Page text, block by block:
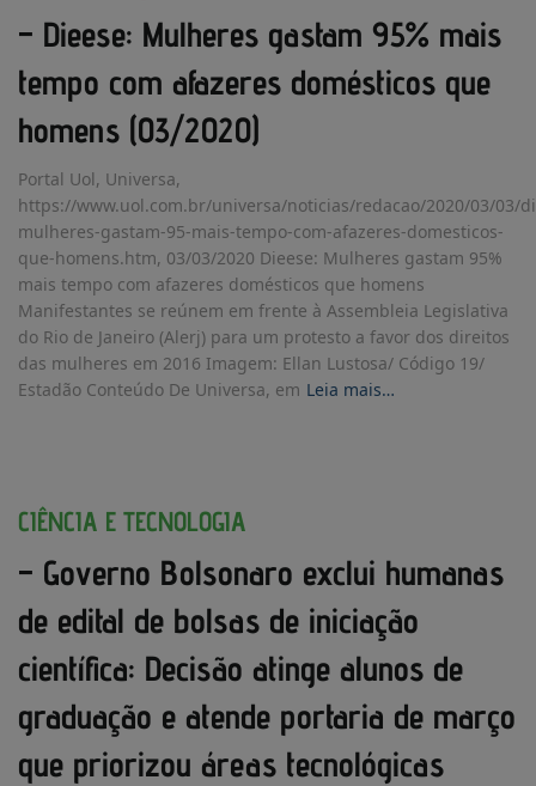
– Dieese: Mulheres gastam 95% mais
tempo com afazeres domésticos que
homens (03/2020)
Portal Uol, Universa,
https://www.uol.com.br/universa/noticias/redacao/2020/03/03/
mulheres-gastam-95-mais-tempo-com-afazeres-domesticos-
que-homens.htm, 03/03/2020 Dieese: Mulheres gastam 95%
mais tempo com afazeres domésticos que homens
Manifestantes se reúnem em frente à Assembleia Legislativa
do Rio de Janeiro (Alerj) para um protesto a favor dos direitos
das mulheres em 2016 Imagem: Ellan Lustosa/ Código 19/
Estadão Conteúdo De Universa, em Leia mais…
CIÊNCIA E TECNOLOGIA
– Governo Bolsonaro exclui humanas
de edital de bolsas de iniciação
científica: Decisão atinge alunos de
graduação e atende portaria de março
que priorizou áreas tecnológicas